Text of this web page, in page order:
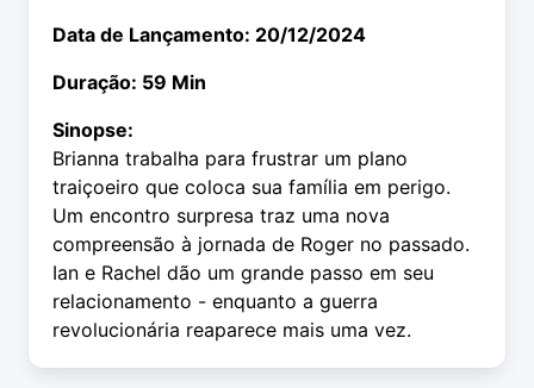
Data de Lançamento: 20/12/2024
Duração: 59 Min
Sinopse:
Brianna trabalha para frustrar um plano
traiçoeiro que coloca sua família em perigo.
Um encontro surpresa traz uma nova
compreensão à jornada de Roger no passado.
Ian e Rachel dão um grande passo em seu
relacionamento - enquanto a guerra
revolucionária reaparece mais uma vez.